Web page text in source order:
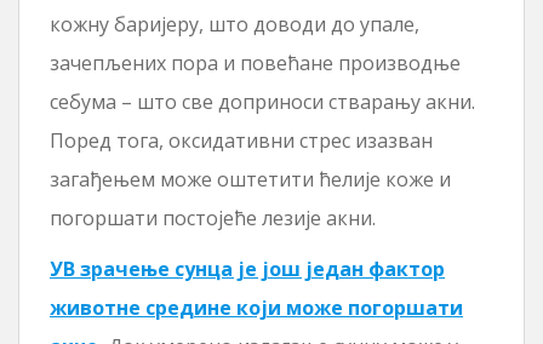
кожну баријеру, што доводи до упале,
зачепљених пора и повећане производње
себума – што све доприноси стварању акни.
Поред тога, оксидативни стрес изазван
загађењем може оштетити ћелије коже и
погоршати постојеће лезије акни.
УВ зрачење сунца је још један фактор
животне средине који може погоршати